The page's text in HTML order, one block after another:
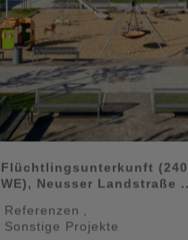
Flüchtlingsunterkunft (240
WE), Neusser Landstraße ...
Referenzen
Sonstige Projekte